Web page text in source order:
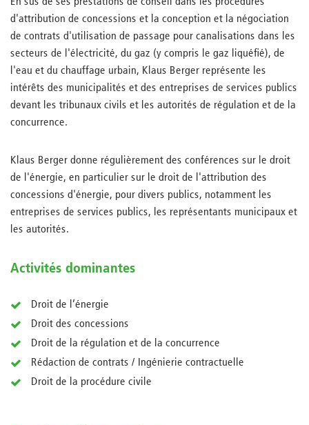
d'attribution de concessions et la conception et la négociation
de contrats d'utilisation de passage pour canalisations dans les
secteurs de l'électricité, du gaz (y compris le gaz liquéfié), de
l'eau et du chauffage urbain, Klaus Berger représente les
intérêts des municipalités et des entreprises de services publics
devant les tribunaux civils et les autorités de régulation et de la
concurrence.
Klaus Berger donne régulièrement des conférences sur le droit
de l'énergie, en particulier sur le droit de l'attribution des
concessions d'énergie, pour divers publics, notamment les
entreprises de services publics, les représentants municipaux et
les autorités.
Activités dominantes
Droit de l’énergie
Droit des concessions
Droit de la régulation et de la concurrence
Rédaction de contrats / Ingénierie contractuelle
Droit de la procédure civile